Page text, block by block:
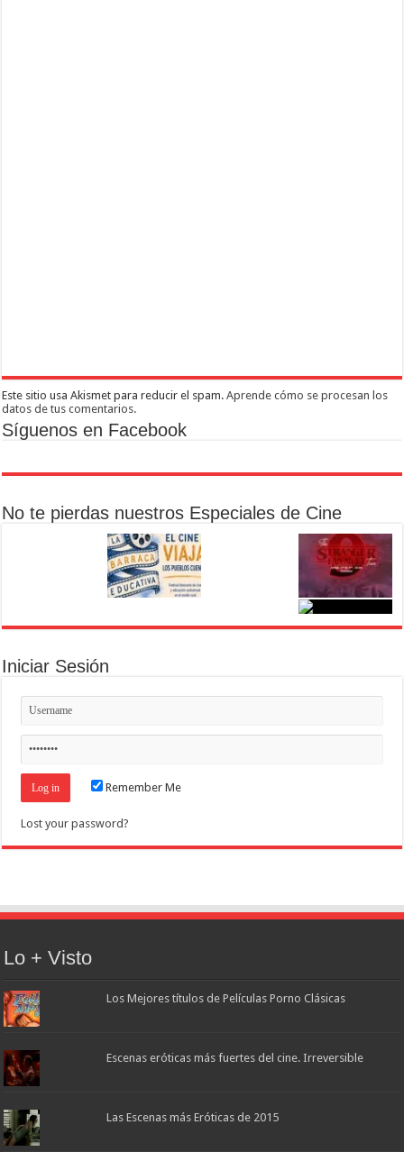
Este sitio usa Akismet para reducir el spam.Aprende cómo se procesan los
datos de tus comentarios.
Síguenos en Facebook
No te pierdas nuestros Especiales de Cine
Iniciar Sesión
Remember Me
Lost your password?
Lo + Visto
Los Mejores títulos de Películas Porno Clásicas
Escenas eróticas más fuertes del cine. Irreversible
Las Escenas más Eróticas de 2015